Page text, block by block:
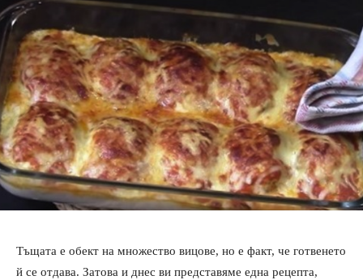
Тъщата е обект на множество вицове, но е факт, че готвенето
й се отдава. Затова и днес ви представяме една рецепта,